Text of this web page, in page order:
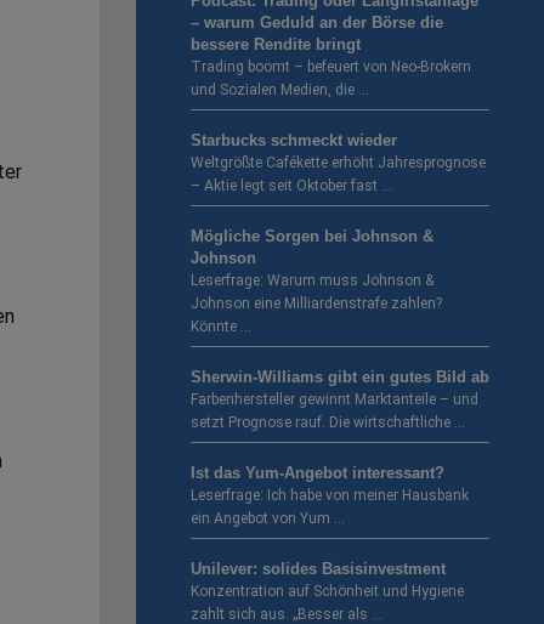
– warum Geduld an der Börse die
bessere Rendite bringt
Trading boomt – befeuert von Neo-Brokern
und Sozialen Medien, die …
Starbucks schmeckt wieder
Weltgrößte Cafékette erhöht Jahresprognose
– Aktie legt seit Oktober fast …
Mögliche Sorgen bei Johnson &
Johnson
Leserfrage: Warum muss Johnson &
Johnson eine Milliardenstrafe zahlen?
Könnte …
Sherwin-Williams gibt ein gutes Bild ab
Farbenhersteller gewinnt Marktanteile – und
setzt Prognose rauf. Die wirtschaftliche …
Ist das Yum-Angebot interessant?
Leserfrage: Ich habe von meiner Hausbank
ein Angebot von Yum …
Unilever: solides Basisinvestment
Konzentration auf Schönheit und Hygiene
zahlt sich aus. „Besser als …